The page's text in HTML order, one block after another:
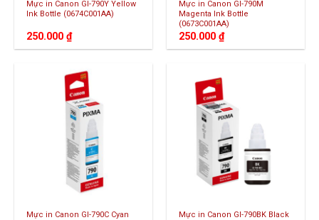
Mực in Canon GI-790Y Yellow
Ink Bottle (0674C001AA)
250.000₫
Mực in Canon GI-790M
Magenta Ink Bottle
(0673C001AA)
250.000₫
Mực in Canon GI-790C Cyan
Mực in Canon GI-790BK Black